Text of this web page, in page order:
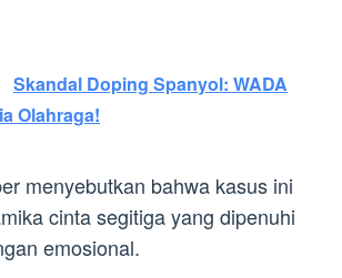
Skandal Doping Spanyol: WADA
Olahraga!
menyebutkan bahwa kasus ini
cinta segitiga yang dipenuhi
emosional.